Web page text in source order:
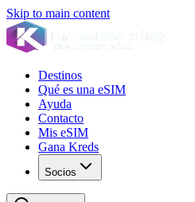
Skip to main content
Destinos
Qué es una eSIM
Ayuda
Contacto
Mis eSIM
Gana Kreds
Socios